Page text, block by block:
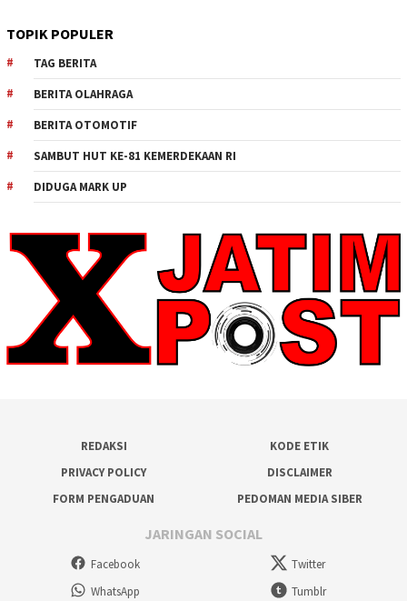
TOPIK POPULER
TAG BERITA
BERITA OLAHRAGA
BERITA OTOMOTIF
SAMBUT HUT KE-81 KEMERDEKAAN RI
DIDUGA MARK UP
REDAKSI
KODE ETIK
PRIVACY POLICY
DISCLAIMER
FORM PENGADUAN
PEDOMAN MEDIA SIBER
JARINGAN SOCIAL
Facebook
Twitter
WhatsApp
Tumblr